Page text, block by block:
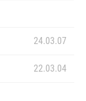
24.03.07
22.03.04